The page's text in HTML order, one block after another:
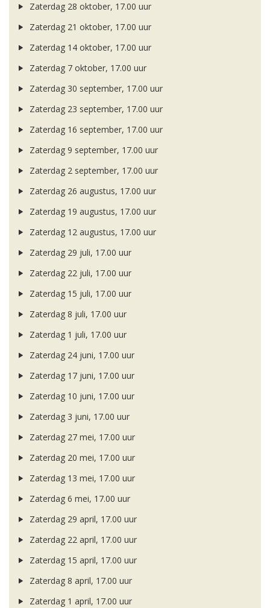
Zaterdag 28 oktober, 17.00 uur
Zaterdag 21 oktober, 17.00 uur
Zaterdag 14 oktober, 17.00 uur
Zaterdag 7 oktober, 17.00 uur
Zaterdag 30 september, 17.00 uur
Zaterdag 23 september, 17.00 uur
Zaterdag 16 september, 17.00 uur
Zaterdag 9 september, 17.00 uur
Zaterdag 2 september, 17.00 uur
Zaterdag 26 augustus, 17.00 uur
Zaterdag 19 augustus, 17.00 uur
Zaterdag 12 augustus, 17.00 uur
Zaterdag 29 juli, 17.00 uur
Zaterdag 22 juli, 17.00 uur
Zaterdag 15 juli, 17.00 uur
Zaterdag 8 juli, 17.00 uur
Zaterdag 1 juli, 17.00 uur
Zaterdag 24 juni, 17.00 uur
Zaterdag 17 juni, 17.00 uur
Zaterdag 10 juni, 17.00 uur
Zaterdag 3 juni, 17.00 uur
Zaterdag 27 mei, 17.00 uur
Zaterdag 20 mei, 17.00 uur
Zaterdag 13 mei, 17.00 uur
Zaterdag 6 mei, 17.00 uur
Zaterdag 29 april, 17.00 uur
Zaterdag 22 april, 17.00 uur
Zaterdag 15 april, 17.00 uur
Zaterdag 8 april, 17.00 uur
Zaterdag 1 april, 17.00 uur